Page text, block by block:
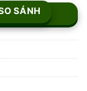
SÁNH